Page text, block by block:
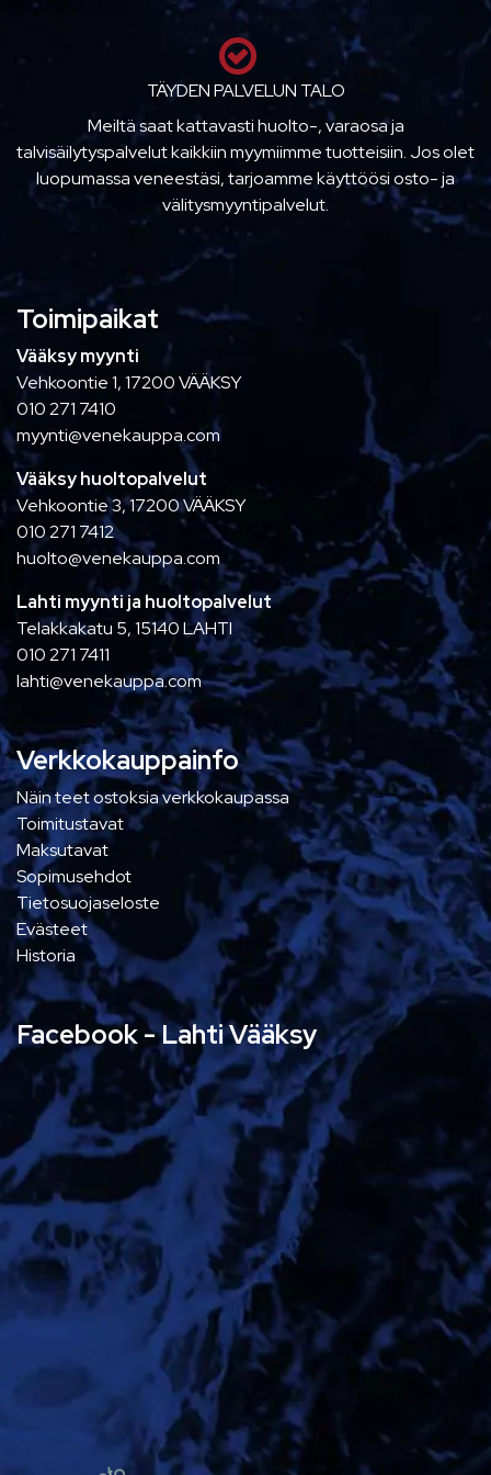
TÄYDEN PALVELUN TALO
Meiltä saat kattavasti huolto-, varaosa ja
talvisäilytyspalvelut kaikkiin myymiimme tuotteisiin. Jos olet
luopumassa veneestäsi, tarjoamme käyttöösi osto- ja
välitysmyyntipalvelut.
Toimipaikat
Vääksy myynti
Vehkoontie 1, 17200 VÄÄKSY
010 271 7410
myynti@venekauppa.com
Vääksy huoltopalvelut
Vehkoontie 3, 17200 VÄÄKSY
010 271 7412
huolto@venekauppa.com
Lahti myynti ja huoltopalvelut
Telakkakatu 5, 15140 LAHTI
010 271 7411
lahti@venekauppa.com
Verkkokauppainfo
Näin teet ostoksia verkkokaupassa
Toimitustavat
Maksutavat
Sopimusehdot
Tietosuojaseloste
Evästeet
Historia
Facebook - Lahti Vääksy